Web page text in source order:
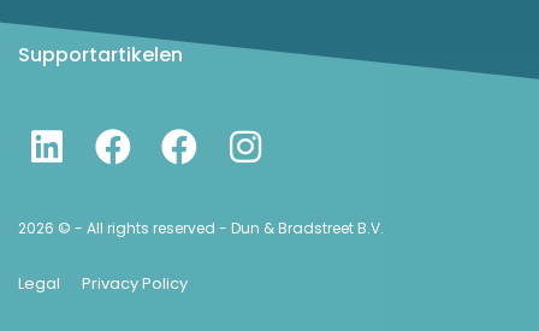
Supportartikelen
2026 © - All rights reserved - Dun & Bradstreet B.V.
Legal Privacy Policy